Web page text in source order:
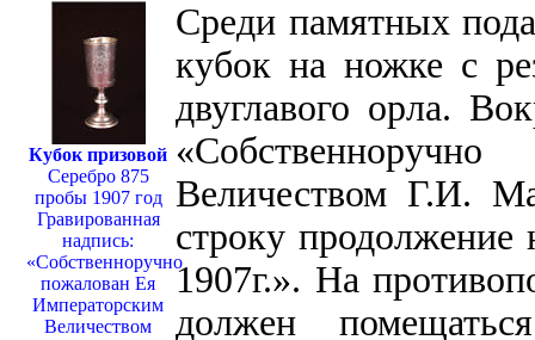
Кубок призовой
Серебро 875
пробы 1907 год
Гравированная
надпись:
«Собственноручно
пожалован Ея
Императорским
Величеством
Среди памятных
кубок на ножке с
двуглавого орла.
Величеством Г.И.
строку продолжение
1907г.». На
должен